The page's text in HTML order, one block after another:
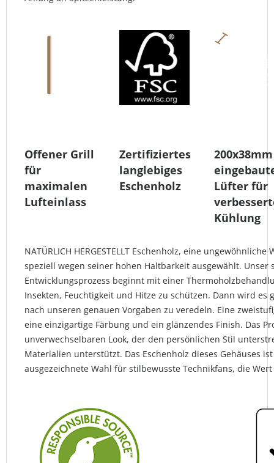
Offener Grill
für
maximalen
Lufteinlass
Zertifiziertes
langlebiges
Eschenholz
200x38mm
Lüfter für
Kühlung
NATÜRLICH HERGESTELLT Eschenholz, eine
speziell wegen seiner hohen Haltbarkeit ausgewählt. Unser
Entwicklungsprozess beginnt mit einer
Insekten, Feuchtigkeit und Hitze zu schützen. Dann wird
nach unseren genauen Vorgaben zu veredeln. Eine
eine einzigartige Färbung und ein glänzendes Finish. Das
unverwechselbaren Look, der den persönlichen Stil
Materialien unterstützt. Das Eschenholz dieses Gehäuses
ausgezeichnete Wahl für stilbewusste Technikfans, die